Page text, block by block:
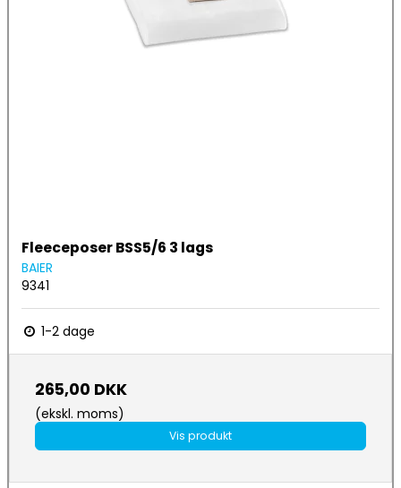
Fleeceposer BSS5/6 3 lags
BAIER
9341
1-2 dage
265,00 DKK
(ekskl. moms)
Vis produkt